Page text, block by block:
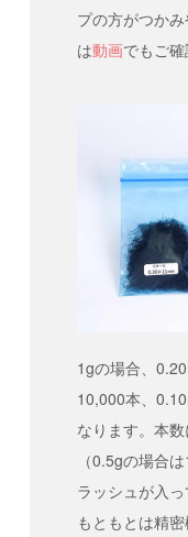
プの方がつか
は動画でもご確
1gの場合、
10,000本、
なります。本
（0.5gの場合
ラッシュが入っ
もともとは精